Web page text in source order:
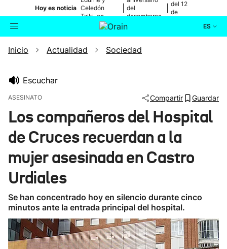
Hoy es noticia Celedón
Txiki, en
directo
del
desembarco
de Elkano
del 12
de
ES
Buscador Actualidad
Ikusmiran
Eguraldia
Inicio Actualidad Sociedad
Escuchar
ASESINATO Compartir Guardar
Los compañeros del Hospital
de Cruces recuerdan a la
mujer asesinada en Castro
Urdiales
Se han concentrado hoy en silencio durante cinco
minutos ante la entrada principal del hospital.